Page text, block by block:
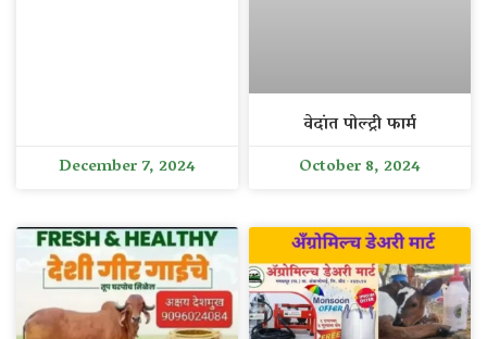
December 7, 2024
वेदांत पोल्ट्री फार्म
October 8, 2024